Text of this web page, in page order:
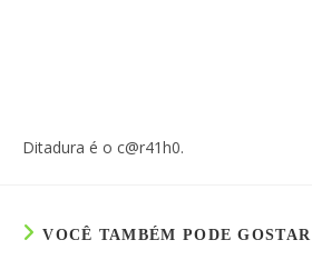
Ditadura é o c@r41h0.
VOCÊ TAMBÉM PODE GOSTAR